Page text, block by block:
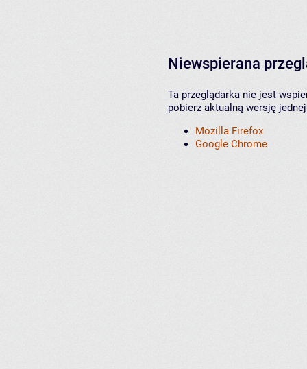
Niewspierana
Ta przeglądarka nie jest
pobierz aktualną wersję
Mozilla Firefox
Google Chrome